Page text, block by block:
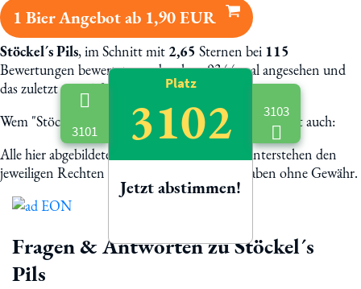
1 Bier Angebot ab 1,90 EUR
Stöckel´s Pils, im Schnitt mit 2,65 Sternen bei 115
Bewertungen bewertet, wurde schon 9344 mal angesehen und
das zuletzt am 21.02.2023 - 22:36 Uhr!
Wem "Stöckel´s Pils" schmeckt, dem schmeckt vielleicht auch:
Alle hier abgebildete Biermarken und Logos unterstehen den
jeweiligen Rechten der Eigentümer. Alle Angaben ohne Gewähr.
3101
Platz
3102
Jetzt abstimmen!
3103
Fragen & Antworten zu Stöckel´s
Pils